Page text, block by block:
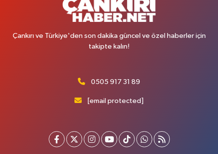
Çankırı ve Türkiye'den son dakika güncel ve özel haberler için
takipte kalın!
0505 917 31 89
[email protected]